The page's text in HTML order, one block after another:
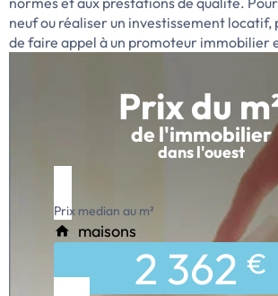
neuf ou réaliser un investissement locatif,
de faire appel à un promoteur immobilier
Prix du
de l'immobilier
dans l'ouest
Prix median au m²
maisons
2 362 €